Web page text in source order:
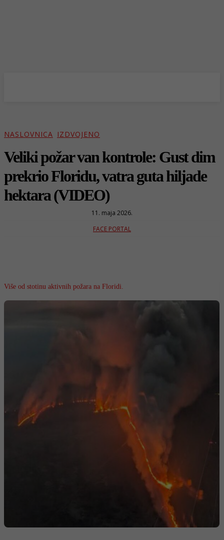
NASLOVNICA IZDVOJENO
Veliki požar van kontrole: Gust dim
prekrio Floridu, vatra guta hiljade
hektara (VIDEO)
11. maja 2026.
FACE PORTAL
Više od stotinu aktivnih požara na Floridi.